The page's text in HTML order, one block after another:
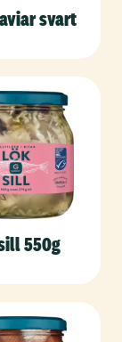
svart
550g